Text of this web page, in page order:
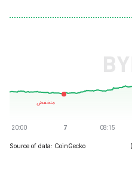
Source of data: CoinGecko